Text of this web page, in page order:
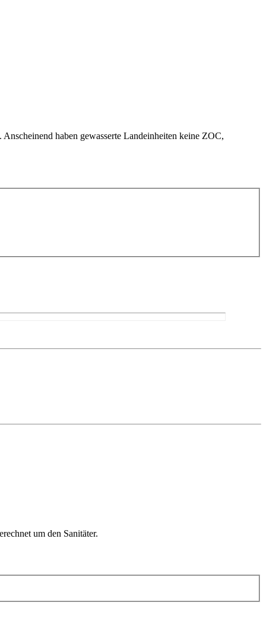
haben gewasserte Landeinheiten keine ZOC,
um den Sanitäter.